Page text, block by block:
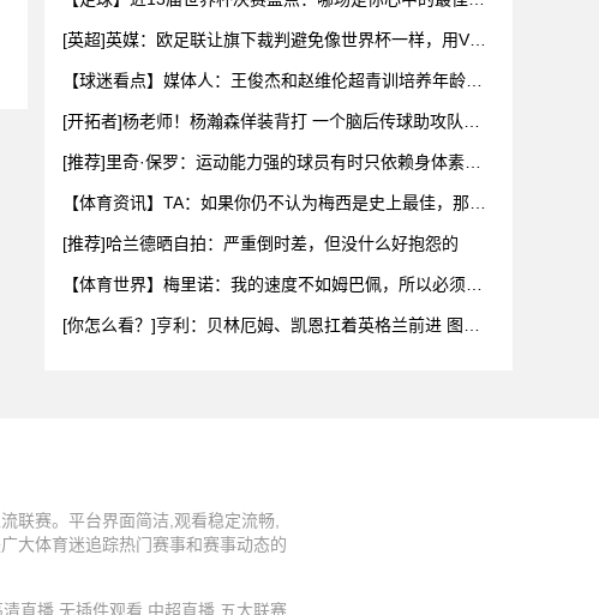
[英超]英媒：欧足联让旗下裁判避免像世界杯一样，用VAR
【球迷看点】媒体人：王俊杰和赵维伦超青训培养年龄限
[开拓者]杨老师！杨瀚森佯装背打 一个脑后传球助攻队友
[推荐]里奇·保罗：运动能力强的球员有时只依赖身体素质
【体育资讯】TA：如果你仍不认为梅西是史上最佳，那么
[推荐]哈兰德晒自拍：严重倒时差，但没什么好抱怨的
【体育世界】梅里诺：我的速度不如姆巴佩，所以必须找
[你怎么看？]亨利：贝林厄姆、凯恩扛着英格兰前进 图赫
联赛。平台界面简洁,观看稳定流畅,
大体育迷追踪热门赛事和赛事动态的
直播,无插件观看,中超直播,五大联赛,